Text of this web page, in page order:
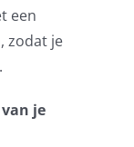
een
zodat je
je